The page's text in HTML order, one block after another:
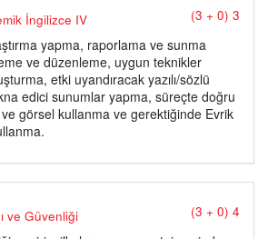
İngilizce IV (3 + 0) 3
yapma, raporlama ve sunma
ve düzenleme, uygun teknikler
etki uyandıracak yazılı/sözlü
edici sunumlar yapma, süreçte doğru
ve görsel kullanma ve gerektiğinde Evrik
ve Güvenliği (3 + 0) 4